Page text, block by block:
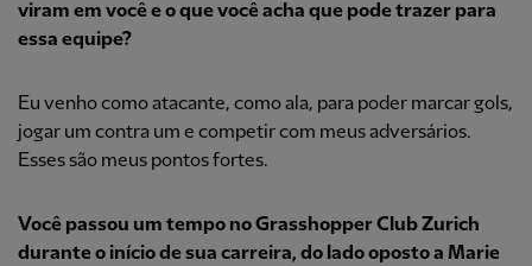
viram em você e o que você acha que pode trazer para
essa equipe?
Eu venho como atacante, como ala, para poder marcar gols,
jogar um contra um e competir com meus adversários.
Esses são meus pontos fortes.
Você passou um tempo no Grasshopper Club Zurich
durante o início de sua carreira, do lado oposto a Marie